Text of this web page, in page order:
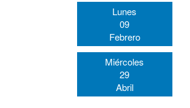
Lunes
09
Febrero
Miércoles
29
Abril